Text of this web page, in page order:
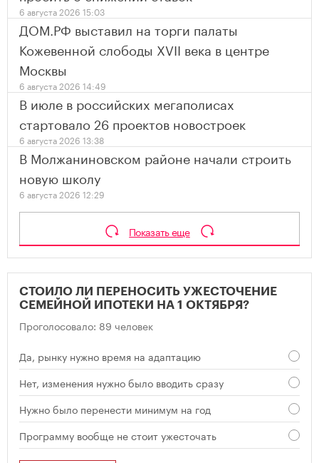
6 августа 2026 15:03
ДОМ.РФ выставил на торги палаты
Кожевенной слободы XVII века в центре
Москвы
6 августа 2026 14:49
В июле в российских мегаполисах
стартовало 26 проектов новостроек
6 августа 2026 13:38
В Молжаниновском районе начали строить
новую школу
6 августа 2026 12:29
Показать еще
СТОИЛО ЛИ ПЕРЕНОСИТЬ УЖЕСТОЧЕНИЕ
СЕМЕЙНОЙ ИПОТЕКИ НА 1 ОКТЯБРЯ?
Проголосовало: 89 человек
Да, рынку нужно время на адаптацию
Нет, изменения нужно было вводить сразу
Нужно было перенести минимум на год
Программу вообще не стоит ужесточать